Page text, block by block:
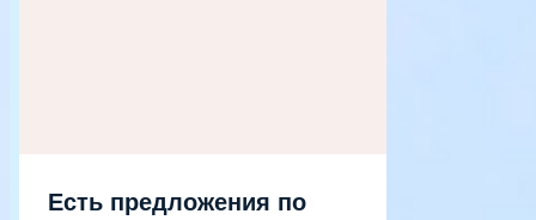
Есть предложения по